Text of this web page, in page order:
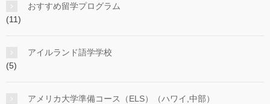
おすすめ留学プログラム
(11)
アイルランド語学学校
(5)
アメリカ大学準備コース（ELS）（ハワイ,中部）